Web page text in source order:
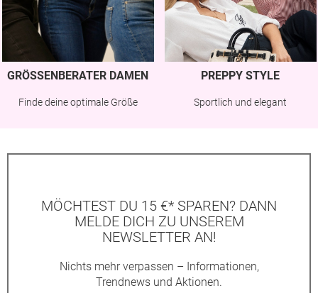
GRÖSSENBERATER DAMEN
Finde deine optimale Größe
PREPPY STYLE
Sportlich und elegant
MÖCHTEST DU 15 €* SPAREN? DANN
MELDE DICH ZU UNSEREM
NEWSLETTER AN!
Nichts mehr verpassen – Informationen,
Trendnews und Aktionen.